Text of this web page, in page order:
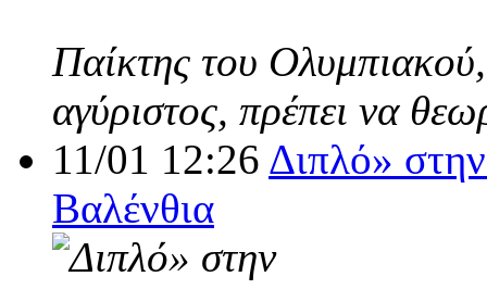
Παίκτης του
αγύριστος, πρέπει να
11/01 12:26 Διπλό»
Βαλένθια